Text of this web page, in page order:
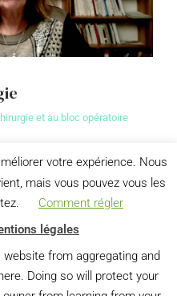
et au bloc opératoire
été des «
opératoire. Alors que
votre expérience. Nous
mais vous pouvez vous les
Comment régler
légales
from aggregating and
Doing so will protect your